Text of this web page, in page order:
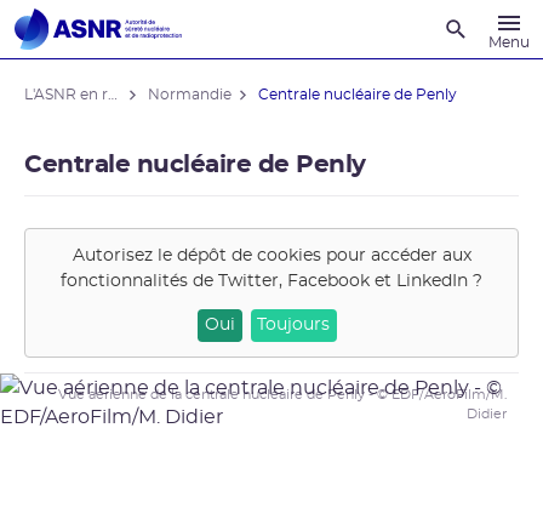
Menu
Normandie Centrale nucléaire de Penly
Centrale nucléaire de Penly
Autorisez le dépôt de cookies pour accéder aux
fonctionnalités de Twitter, Facebook et LinkedIn ?
Oui Toujours
Vue aérienne de la centrale nucléaire de Penly - © EDF/AeroFilm/M.
Didier